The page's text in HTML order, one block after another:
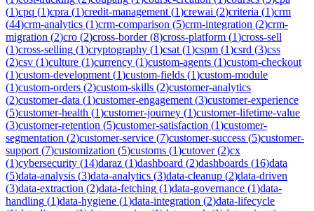
(1)cpq (1)cpra (1)credit-management (1)crewai (2)criteria (1)crm
(44)crm-analytics (1)crm-comparison (5)crm-integration (2)crm-
migration (2)cro (2)cross-border(8)cross-platform (1)cross-sell
(1)cross-selling (1)cryptography (1)csat (1)cspm (1)csrd (3)css
(2)csv (1)culture (1)currency (1)custom-agents (1)custom-checkout
(1)custom-development (1)custom-fields (1)custom-module
(1)custom-orders (2)custom-skills (2)customer-analytics
(2)customer-data (1)customer-engagement (3)customer-experience
(5)customer-health (1)customer-journey (1)customer-lifetime-value
(3)customer-retention (5)customer-satisfaction (1)customer-
segmentation (2)customer-service (7)customer-success (5)customer-
support (7)customization (5)customs (1)cutover(2)cx
(1)cybersecurity (14)daraz (1)dashboard (2)dashboards (16)data
(5)data-analysis (3)data-analytics (3)data-cleanup (2)data-driven
(3)data-extraction (2)data-fetching (1)data-governance (1)data-
handling (1)data-hygiene (1)data-integration (2)data-lifecycle